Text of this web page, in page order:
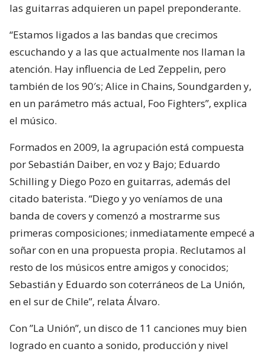
las guitarras adquieren un papel preponderante.
“Estamos ligados a las bandas que crecimos
escuchando y a las que actualmente nos llaman la
atención. Hay influencia de Led Zeppelin, pero
también de los 90′s; Alice in Chains, Soundgarden y,
en un parámetro más actual, Foo Fighters”, explica
el músico.
Formados en 2009, la agrupación está compuesta
por Sebastián Daiber, en voz y Bajo; Eduardo
Schilling y Diego Pozo en guitarras, además del
citado baterista. “Diego y yo veníamos de una
banda de covers y comenzó a mostrarme sus
primeras composiciones; inmediatamente empecé a
soñar con en una propuesta propia. Reclutamos al
resto de los músicos entre amigos y conocidos;
Sebastián y Eduardo son coterráneos de La Unión,
en el sur de Chile”, relata Álvaro.
Con ”La Unión”, un disco de 11 canciones muy bien
logrado en cuanto a sonido, producción y nivel